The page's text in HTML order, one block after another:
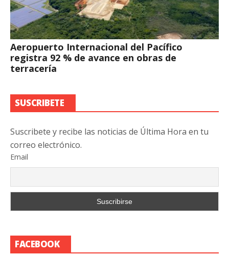
Aeropuerto Internacional del Pacífico
registra 92 % de avance en obras de
terracería
SUSCRIBETE
Suscribete y recibe las noticias de Última Hora en tu
correo electrónico.
Email
FACEBOOK